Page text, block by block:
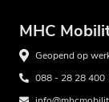
MHC
Geopend op
088 - 28 28 400